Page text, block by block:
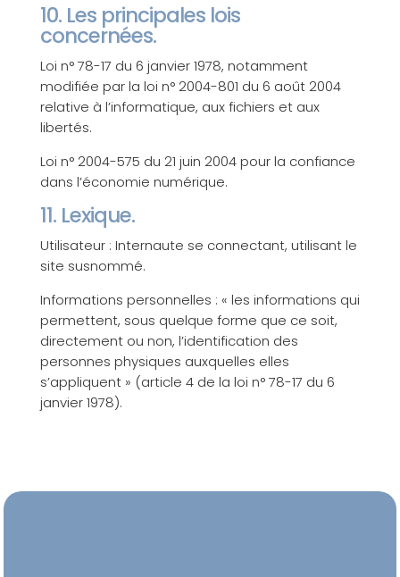
10. Les principales lois
concernées.
Loi n° 78-17 du 6 janvier 1978, notamment
modifiée par la loi n° 2004-801 du 6 août 2004
relative à l’informatique, aux fichiers et aux
libertés.
Loi n° 2004-575 du 21 juin 2004 pour la confiance
dans l’économie numérique.
11. Lexique.
Utilisateur : Internaute se connectant, utilisant le
site susnommé.
Informations personnelles : « les informations qui
permettent, sous quelque forme que ce soit,
directement ou non, l’identification des
personnes physiques auxquelles elles
s’appliquent » (article 4 de la loi n° 78-17 du 6
janvier 1978).